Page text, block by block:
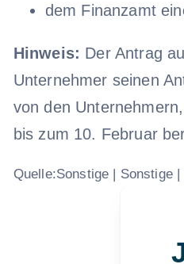
dem Finanzamt
Hinweis: Der Antrag
Unternehmer seinen
von den
bis zum 10. Februar
Quelle:Sonstige | Sonstige